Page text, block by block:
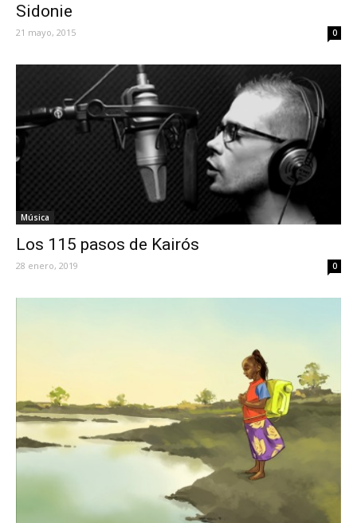
Sidonie
21 mayo, 2015 0
Música
Los 115 pasos de Kairós
28 enero, 2019 0